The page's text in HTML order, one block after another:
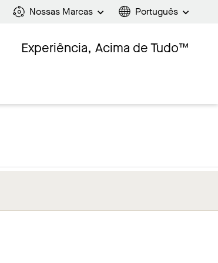
Nossas Marcas Português
Experiência, Acima de Tudo™